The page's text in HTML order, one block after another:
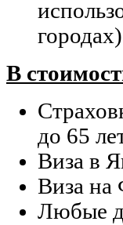
В
до 65
Виза в
Виза
Любые